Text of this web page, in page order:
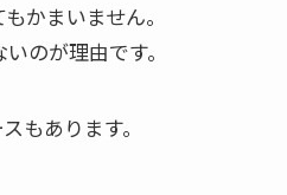
かまいません。
のが理由です。
もあります。